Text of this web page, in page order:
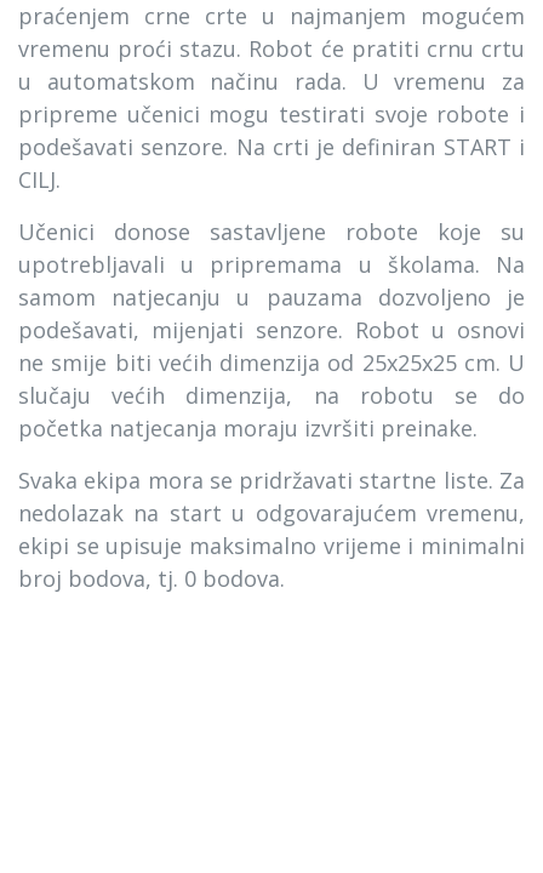
praćenjem crne crte u najmanjem mogućem
vremenu proći stazu. Robot će pratiti crnu crtu
u automatskom načinu rada. U vremenu za
pripreme učenici mogu testirati svoje robote i
podešavati senzore. Na crti je definiran START i
CILJ.
Učenici donose sastavljene robote koje su
upotrebljavali u pripremama u školama. Na
samom natjecanju u pauzama dozvoljeno je
podešavati, mijenjati senzore. Robot u osnovi
ne smije biti većih dimenzija od 25x25x25 cm. U
slučaju većih dimenzija, na robotu se do
početka natjecanja moraju izvršiti preinake.
Svaka ekipa mora se pridržavati startne liste. Za
nedolazak na start u odgovarajućem vremenu,
ekipi se upisuje maksimalno vrijeme i minimalni
broj bodova, tj. 0 bodova.